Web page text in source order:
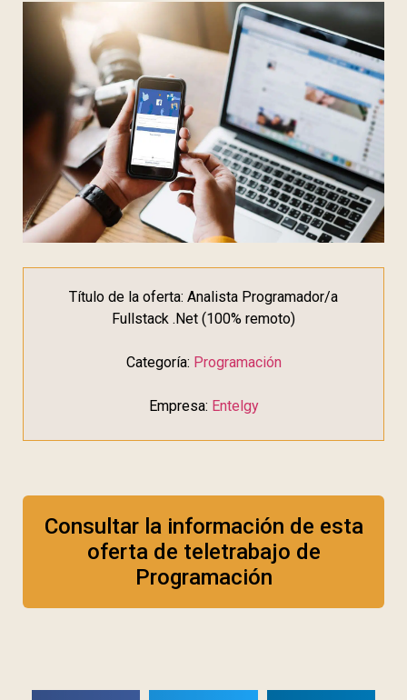
Título de la oferta: Analista Programador/a
Fullstack .Net (100% remoto)
Categoría: Programación
Empresa: Entelgy
Consultar la información de esta
oferta de teletrabajo de
Programación